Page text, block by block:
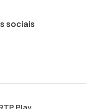
sociais
ao